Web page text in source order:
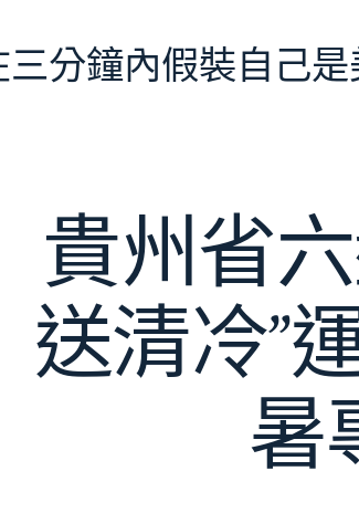
三分鐘內假裝自己
貴州省
送清冷”
暑